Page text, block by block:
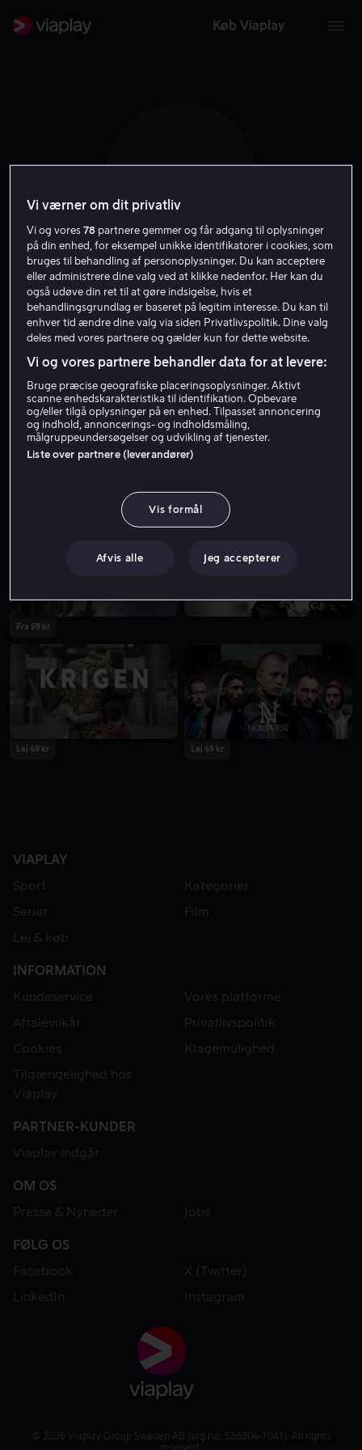
Køb Viaplay
Dulfi Al-Jabouri
Selv Skuespiller
Fra 59 kr
Fra 59 kr
Lej 49 kr Lej 49 kr
VIAPLAY
Sport
Kategorier
Serier
Film
Lej & køb
INFORMATION
Kundeservice
Vores platforme
Aftalevilkår
Privatlivspolitik
Cookies
Klagemulighed
Tilgængelighed hos
Viaplay
PARTNER-KUNDER
Viaplay indgår
OM OS
Presse & Nyheder
Jobs
FØLG OS
Facebook
X (Twitter)
LinkedIn
Instagram
© 2026 Viaplay Group Sweden AB (org.no: 556304-7041). All rights
reserved.
Vi værner om dit privatliv
Vi og vores78 partnere gemmer og får adgang til oplysninger
på din enhed, for eksempel unikke identifikatorer i cookies, som
bruges til behandling af personoplysninger. Du kan acceptere
eller administrere dine valg ved at klikke nedenfor. Her kan du
også udøve din ret til at gøre indsigelse, hvis et
behandlingsgrundlag er baseret på legitim interesse. Du kan til
enhver tid ændre dine valg via siden Privatlivspolitik. Dine valg
deles med vores partnere og gælder kun for dette website.
Vi og vores partnere behandler data for at levere:
Bruge præcise geografiske placeringsoplysninger. Aktivt
scanne enhedskarakteristika til identifikation. Opbevare
og/eller tilgå oplysninger på en enhed. Tilpasset annoncering
og indhold, annoncerings- og indholdsmåling,
målgruppeundersøgelser og udvikling af tjenester.
Liste over partnere (leverandører)
Vis formål
Afvis alle Jeg accepterer